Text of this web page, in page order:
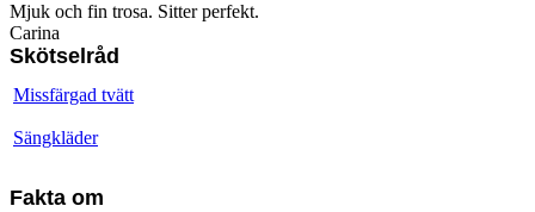
Mjuk och fin trosa. Sitter perfekt.
Carina
Skötselråd
Missfärgad tvätt
Sängkläder
Fakta om